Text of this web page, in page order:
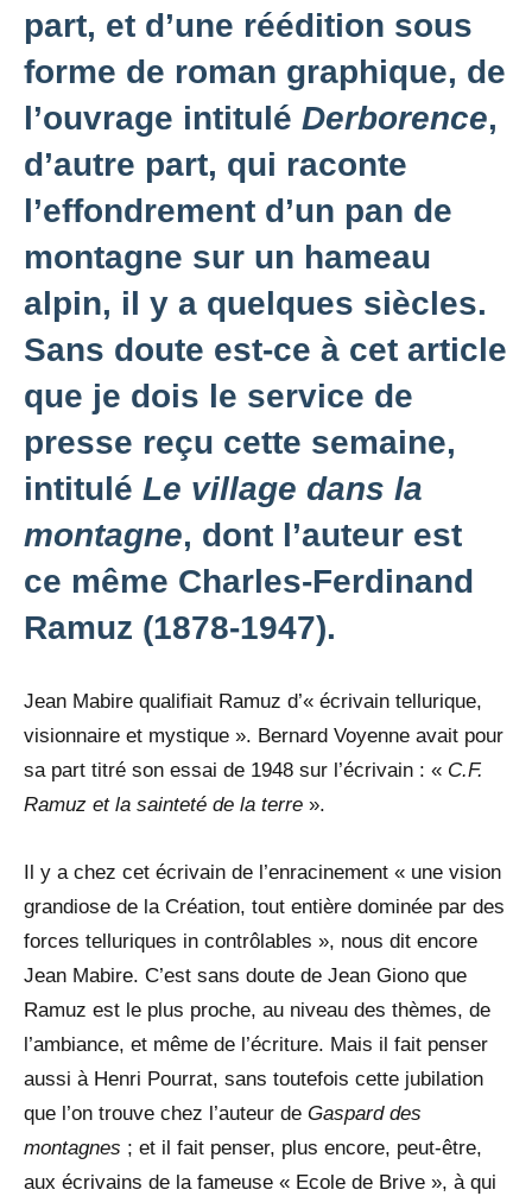
part, et d’une réédition sous
forme de roman graphique, de
l’ouvrage intitulé Derborence,
d’autre part, qui raconte
l’effondrement d’un pan de
montagne sur un hameau
alpin, il y a quelques siècles.
Sans doute est-ce à cet article
que je dois le service de
presse reçu cette semaine,
intitulé Le village dans la
montagne, dont l’auteur est
ce même Charles-Ferdinand
Ramuz (1878-1947).
Jean Mabire qualifiait Ramuz d’« écrivain tellurique,
visionnaire et mystique ». Bernard Voyenne avait pour
sa part titré son essai de 1948 sur l’écrivain : « C.F.
Ramuz et la sainteté de la terre ».
Il y a chez cet écrivain de l’enracinement « une vision
grandiose de la Création, tout entière dominée par des
forces telluriques in contrôlables », nous dit encore
Jean Mabire. C’est sans doute de Jean Giono que
Ramuz est le plus proche, au niveau des thèmes, de
l’ambiance, et même de l’écriture. Mais il fait penser
aussi à Henri Pourrat, sans toutefois cette jubilation
que l’on trouve chez l’auteur de Gaspard des
montagnes ; et il fait penser, plus encore, peut-être,
aux écrivains de la fameuse « Ecole de Brive », à qui